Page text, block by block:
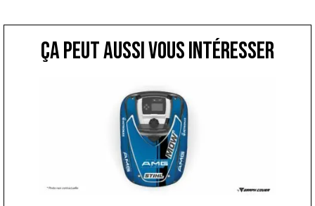
ça peut aussi vous intéresser